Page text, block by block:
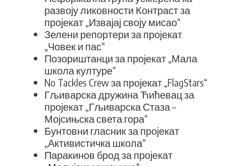
развоју ликовности Контраст за
пројекат „Извајај своју мисао“
Зелени репортери за пројекат
„Човек и пас“
Позориштанци за пројекат „Мала
школа културе“
No Tackles Crew за пројекат „FlagStars“
Гљиварска дружина Ћићевац за
пројекат „Гљиварска Стаза –
Мојсињска света гора“
Бунтовни гласник за пројекат
„Активистичка школа“
Паракинов брод за пројекат